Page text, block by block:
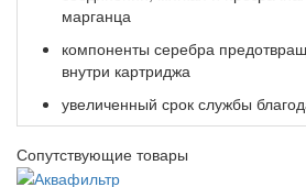
марганца
компоненты серебра
внутри картриджа
увеличенный срок службы
Сопутствующие товары